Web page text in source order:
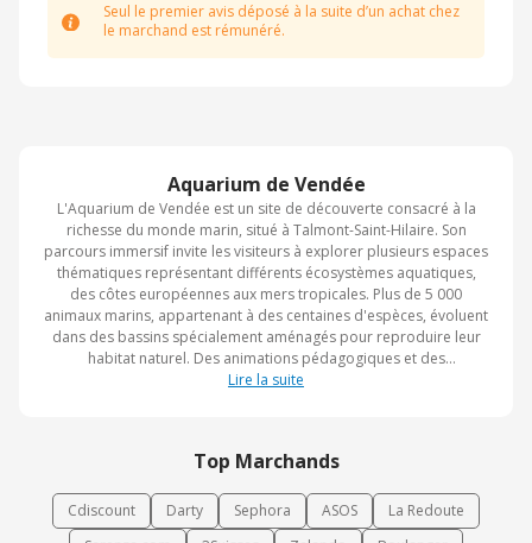
Aquarium de Vendée
L'Aquarium de Vendée est un site de découverte consacré à la
richesse du monde marin, situé à Talmont-Saint-Hilaire. Son
parcours immersif invite les visiteurs à explorer plusieurs espaces
thématiques représentant différents écosystèmes aquatiques,
des côtes européennes aux mers tropicales. Plus de 5 000
animaux marins, appartenant à des centaines d'espèces, évoluent
dans des bassins spécialement aménagés pour reproduire leur
habitat naturel. Des animations pédagogiques et des
présentations permettent de mieux comprendre la biodiversité
sous-marine.
Lire la suite
Top Marchands
Cdiscount Darty Sephora ASOS
La Redoute
Seul le premier avis déposé à la suite d’un achat chez
le marchand est rémunéré.